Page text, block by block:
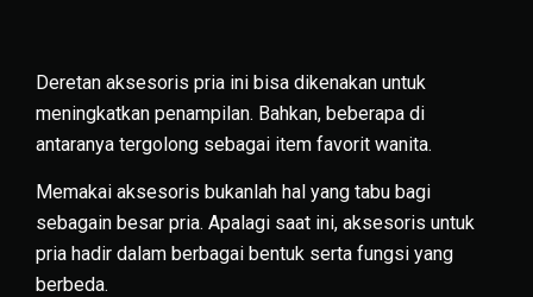
Deretan aksesoris pria ini bisa dikenakan untuk
meningkatkan penampilan. Bahkan, beberapa di
antaranya tergolong sebagai item favorit wanita.
Memakai aksesoris bukanlah hal yang tabu bagi
sebagain besar pria. Apalagi saat ini, aksesoris untuk
pria hadir dalam berbagai bentuk serta fungsi yang
berbeda.